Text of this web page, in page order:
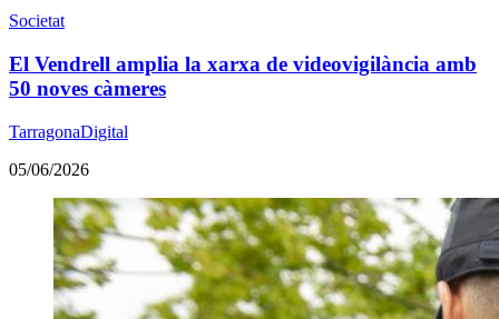
Societat
El Vendrell amplia la xarxa de videovigilància amb
50 noves càmeres
TarragonaDigital
05/06/2026